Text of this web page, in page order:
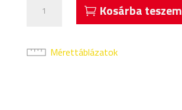
Harpaston
Cipzáras
Kosárba teszem
Mérettáblázatok